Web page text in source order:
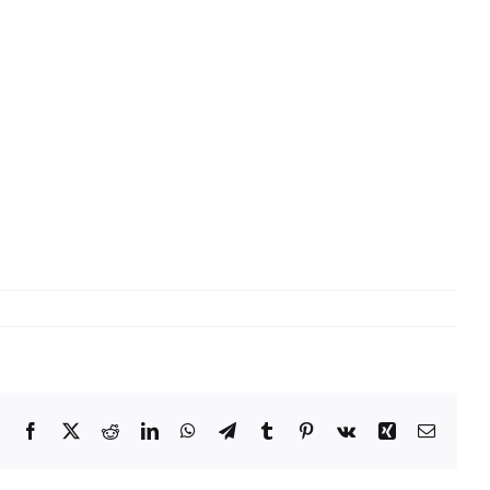
Facebook
X RedditLinkedInWhatsApp
TelegramTumblr Pinterest
Vk Xing Email